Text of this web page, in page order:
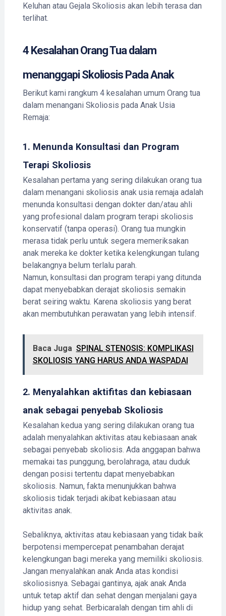
Keluhan atau Gejala Skoliosis akan lebih terasa dan
terlihat.
4 Kesalahan Orang Tua dalam
menanggapi Skoliosis Pada Anak
Berikut kami rangkum 4 kesalahan umum Orang tua
dalam menangani Skoliosis pada Anak Usia
Remaja:
1. Menunda Konsultasi dan Program
Terapi Skoliosis
Kesalahan pertama yang sering dilakukan orang tua
dalam menangani skoliosis anak usia remaja adalah
menunda konsultasi dengan dokter dan/atau ahli
yang profesional dalam program terapi skoliosis
konservatif (tanpa operasi). Orang tua mungkin
merasa tidak perlu untuk segera memeriksakan
anak mereka ke dokter ketika kelengkungan tulang
belakangnya belum terlalu parah.
Namun, konsultasi dan program terapi yang ditunda
dapat menyebabkan derajat skoliosis semakin
berat seiring waktu. Karena skoliosis yang berat
akan membutuhkan perawatan yang lebih intensif.
Baca Juga SPINAL STENOSIS: KOMPLIKASI
SKOLIOSIS YANG HARUS ANDA WASPADAI
2. Menyalahkan aktifitas dan kebiasaan
anak sebagai penyebab Skoliosis
Kesalahan kedua yang sering dilakukan orang tua
adalah menyalahkan aktivitas atau kebiasaan anak
sebagai penyebab skoliosis. Ada anggapan bahwa
memakai tas punggung, berolahraga, atau duduk
dengan posisi tertentu dapat menyebabkan
skoliosis. Namun, fakta menunjukkan bahwa
skoliosis tidak terjadi akibat kebiasaan atau
aktivitas anak.
Sebaliknya, aktivitas atau kebiasaan yang tidak baik
berpotensi mempercepat penambahan derajat
kelengkungan bagi mereka yang memiliki skoliosis.
Jangan menyalahkan anak Anda atas kondisi
skoliosisnya. Sebagai gantinya, ajak anak Anda
untuk tetap aktif dan sehat dengan menjalani gaya
hidup yang sehat. Berbicaralah dengan tim ahli di